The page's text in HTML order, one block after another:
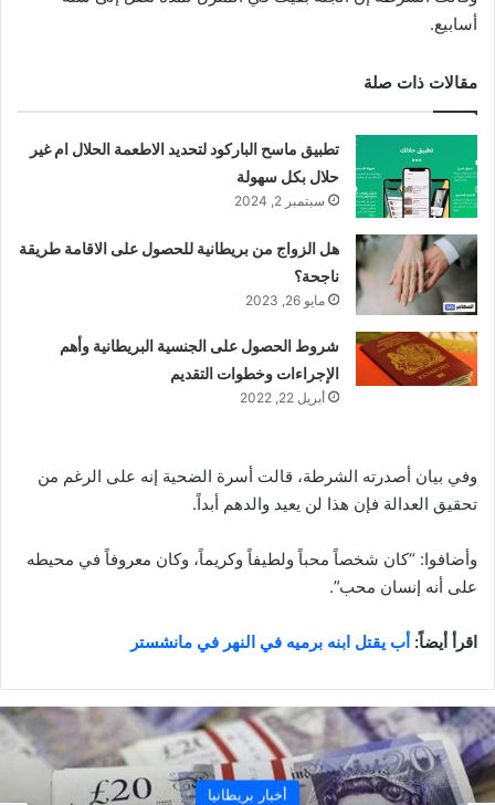
أسابيع.
مقالات ذات صلة
تطبيق ماسح الباركود لتحديد الاطعمة الحلال ام غير
حلال بكل سهولة
سبتمبر 2, 2024
هل الزواج من بريطانية للحصول على الاقامة طريقة
ناجحة؟
مايو 26, 2023
شروط الحصول على الجنسية البريطانية وأهم
الإجراءات وخطوات التقديم
أبريل 22, 2022
وفي بيان أصدرته الشرطة، قالت أسرة الضحية إنه على الرغم من
تحقيق العدالة فإن هذا لن يعيد والدهم أبداً.
وأضافوا: “كان شخصاً محباً ولطيفاً وكريماً، وكان معروفاً في محيطه
على أنه إنسان محب”.
اقرأ أيضاً: أب يقتل ابنه برميه في النهر في مانشستر
أخبار بريطانيا